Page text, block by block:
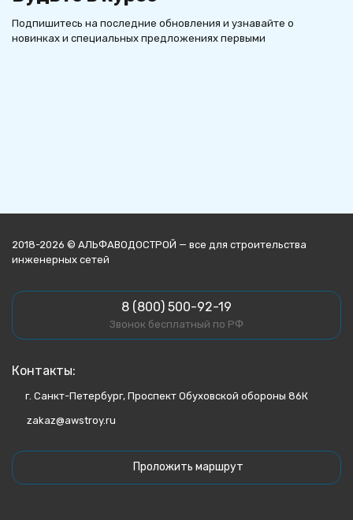
Подпишитесь на последние обновления и узнавайте о
новинках и специальных предложениях первыми
2018-2026 © АЛЬФАВОДОСТРОЙ — все для строительства
инженерных сетей
8 (800) 500-92-19
Звонок бесплатный по РФ
Контакты:
г. Санкт-Петербург, Проспект Обуховской обороны 86К
zakaz@awstroy.ru
Проложить маршрут